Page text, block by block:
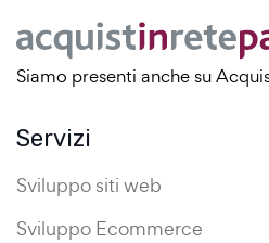
Siamo presenti anche su
Servizi
Sviluppo siti web
Sviluppo Ecommerce